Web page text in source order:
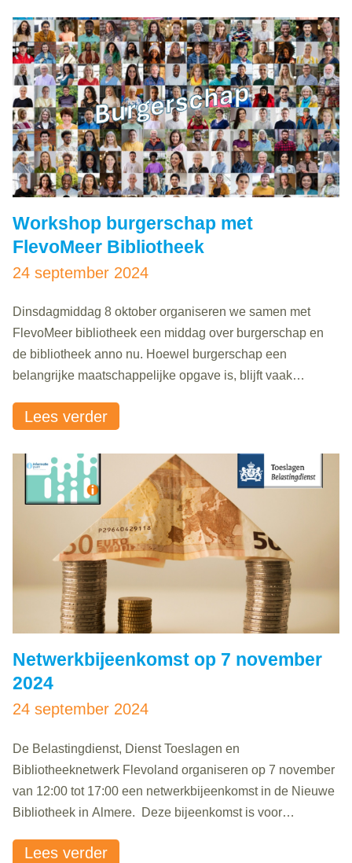
Workshop burgerschap met
FlevoMeer Bibliotheek
24 september 2024
Dinsdagmiddag 8 oktober organiseren we samen met
FlevoMeer bibliotheek een middag over burgerschap en
de bibliotheek anno nu. Hoewel burgerschap een
belangrijke maatschappelijke opgave is, blijft vaak
bibliotheek.
Lees verder
Netwerkbijeenkomst op 7 november
2024
24 september 2024
De Belastingdienst, Dienst Toeslagen en
Bibliotheeknetwerk Flevoland organiseren op 7 november
van 12:00 tot 17:00 een netwerkbijeenkomst in de Nieuwe
Bibliotheek in Almere. Deze bijeenkomst is voor
mensen helpen met belastingen, toeslagen en andere
Lees verder